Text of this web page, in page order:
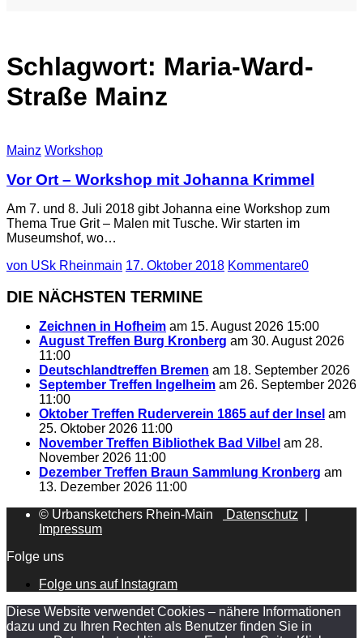
Schlagwort: Maria-Ward-
Straße Mainz
Mainz Workshop
Vor Ort – Workshop mit Johanna Krimmel
Am 7. und 8. Juli 2018 gibt Johanna eine Workshop zum
Thema True Grit – Malen mit Tusche. Wir starten im
Museumshof, wo…
von USk Rheinmain 17. Oktober 2018 Kommentare0
DIE NÄCHSTEN TERMINE
Zeichnen in Hofheim am 15. August 2026 15:00
August Treffen Burg Kronberg am 30. August 2026
11:00
Deutschlandtreffen Bremen am 18. September 2026
September Treffen Ingelheim am 26. September 2026
11:00
Oktober Treffen Ruderverein 1865 auf der Insel am
25. Oktober 2026 11:00
November Treffen Bibliothek Bad Vilbel am 28.
November 2026 11:00
Dezember Treffen Braun Sammlung Kronberg am
13. Dezember 2026 11:00
© Urbansketchers Rhein-Main
Datenschutz
Impressum
Folge uns
Folge uns auf Instagram
Diese Website verwendet Cookies – nähere Informationen
dazu und zu Ihren Rechten als Benutzer finden Sie in